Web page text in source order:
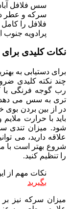
سس فلافل
سرکه و عطر
فلافل را
پرادویه جنوب
نکات کلیدی
برای دستیابی به
چند نکته کلیدی
رب گوجه فرنگی
تری به سس می
در از بین بردن
باید با حرارت
شود. میزان تندی
علاقه دارید، می
شروع بهتر است با
را تنظیم کنید.
نکات مهم از
بگیرید
میزان سرکه نیز